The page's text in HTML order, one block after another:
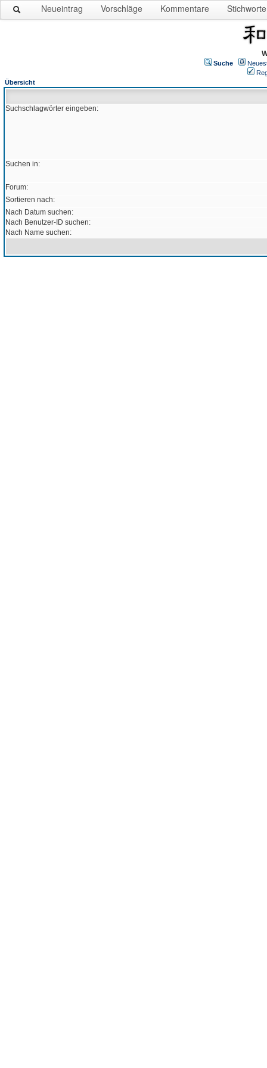
Neueintrag Vorschläge Kommentare Stichworte
Suche
Übersicht
Suchschlagwörter eingeben:
Suchen in:
Forum:
Sortieren nach:
Nach Datum suchen:
Nach Benutzer-ID suchen:
Nach Name suchen: